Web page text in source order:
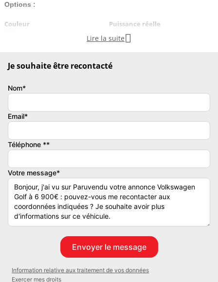
Options :
Couleur
Puissance réelle
Lire la suite 
Je souhaite être recontacté
Nom*
Email*
Téléphone **
Votre message*
Information relative aux traitement de vos données
Exercer mes droits